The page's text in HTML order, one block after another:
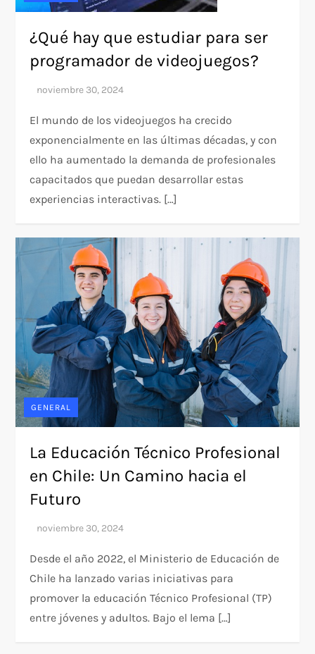
¿Qué hay que estudiar para ser
programador de videojuegos?
El mundo de los videojuegos ha crecido
exponencialmente en las últimas décadas, y con
ello ha aumentado la demanda de profesionales
capacitados que puedan desarrollar estas
experiencias interactivas. […]
GENERAL
La Educación Técnico Profesional
en Chile: Un Camino hacia el
Futuro
Desde el año 2022, el Ministerio de Educación de
Chile ha lanzado varias iniciativas para
promover la educación Técnico Profesional (TP)
entre jóvenes y adultos. Bajo el lema […]